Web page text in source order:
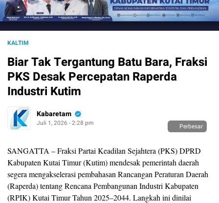
KALTIM
Biar Tak Tergantung Batu Bara, Fraksi
PKS Desak Percepatan Raperda
Industri Kutim
Kabaretam
Juli 1, 2026 - 2:28 pm Perbesar
SANGATTA – Fraksi Partai Keadilan Sejahtera (PKS) DPRD
Kabupaten Kutai Timur (Kutim) mendesak pemerintah daerah
segera mengakselerasi pembahasan Rancangan Peraturan Daerah
(Raperda) tentang Rencana Pembangunan Industri Kabupaten
(RPIK) Kutai Timur Tahun 2025–2044. Langkah ini dinilai